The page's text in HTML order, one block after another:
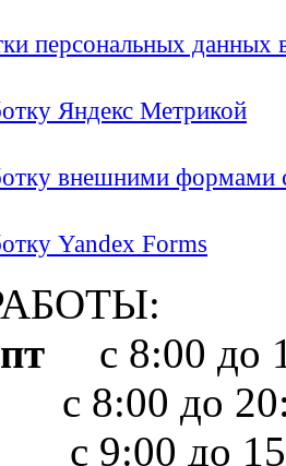
персональных
Яндекс Метрикой
внешними формами
Yandex Forms
с 8:00 до
до
9:00 до